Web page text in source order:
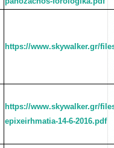
https://www.skywalker.gr/
https://www.skywalker.gr/
epixeirhmatia-14-6-2016.pdf